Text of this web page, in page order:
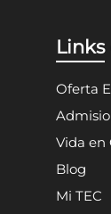
Links
Oferta
Vida en
Blog
Mi TEC